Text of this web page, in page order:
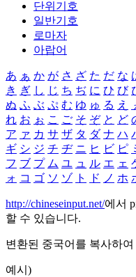
단위기호
일반기호
로마자
아랍어
あ ぁ か が さ ざ た だ な
き ぎ し じ ち ぢ に ひ び
ぬ ふ ぶ ぷ む ゆ ゅ る え
れ お ぉ こ ご そ ぞ と ど
ア ァ カ サ ザ タ ダ ナ ハ
ギ シ ジ チ ヂ ニ ヒ ビ ピ
フ ブ プ ム ユ ュ ル エ ェ
ォ コ ゴ ソ ゾ ト ド ノ ホ
http://chineseinput.net/에서
할 수 있습니다.
변환된 중국어를 복사하
예시)